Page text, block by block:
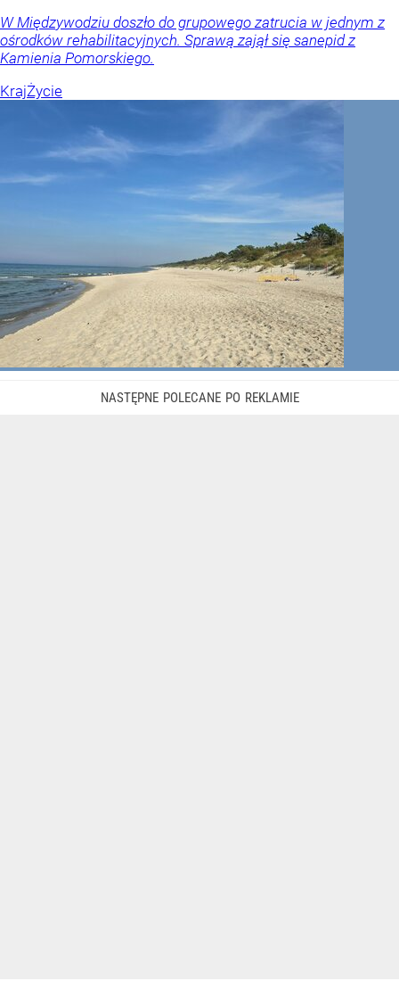
W Międzywodziu doszło do grupowego zatrucia w jednym z
ośrodków rehabilitacyjnych. Sprawą zajął się sanepid z
Kamienia Pomorskiego.
KrajŻycie